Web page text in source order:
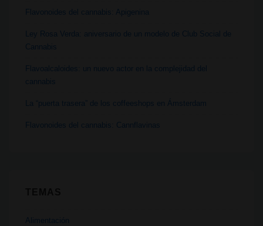
Flavonoides del cannabis: Apigenina
Ley Rosa Verda: aniversario de un modelo de Club Social de
Cannabis
Flavoalcaloides: un nuevo actor en la complejidad del
cannabis
La “puerta trasera” de los coffeeshops en Ámsterdam
Flavonoides del cannabis: Cannflavinas
Alimentación